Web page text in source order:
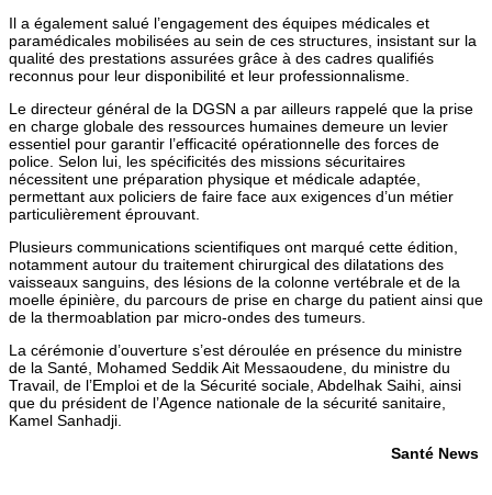
Il a également salué l’engagement des équipes médicales et
paramédicales mobilisées au sein de ces structures, insistant sur la
qualité des prestations assurées grâce à des cadres qualifiés
reconnus pour leur disponibilité et leur professionnalisme.
Le directeur général de la DGSN a par ailleurs rappelé que la prise
en charge globale des ressources humaines demeure un levier
essentiel pour garantir l’efficacité opérationnelle des forces de
police. Selon lui, les spécificités des missions sécuritaires
nécessitent une préparation physique et médicale adaptée,
permettant aux policiers de faire face aux exigences d’un métier
particulièrement éprouvant.
Plusieurs communications scientifiques ont marqué cette édition,
notamment autour du traitement chirurgical des dilatations des
vaisseaux sanguins, des lésions de la colonne vertébrale et de la
moelle épinière, du parcours de prise en charge du patient ainsi que
de la thermoablation par micro-ondes des tumeurs.
La cérémonie d’ouverture s’est déroulée en présence du ministre
de la Santé, Mohamed Seddik Ait Messaoudene , du ministre du
Travail, de l’Emploi et de la Sécurité sociale, Abdelhak Saihi , ainsi
que du président de l’Agence nationale de la sécurité sanitaire,
Kamel Sanhadji
Santé News